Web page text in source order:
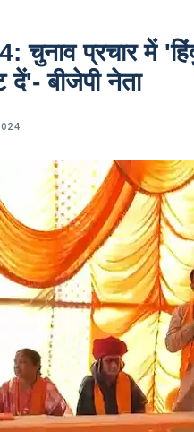
चुनाव प्रचार में
दें'- बीजेपी नेता